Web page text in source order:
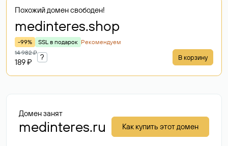
Похожий домен свободен!
medinteres.shop
-99% SSL в подарок Рекомендуем
14 982 ₽
189 ₽
? В корзину
Домен занят
medinteres.ru Как купить этот домен